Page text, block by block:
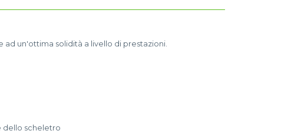
ad un'ottima solidità a livello di prestazioni.
dello scheletro